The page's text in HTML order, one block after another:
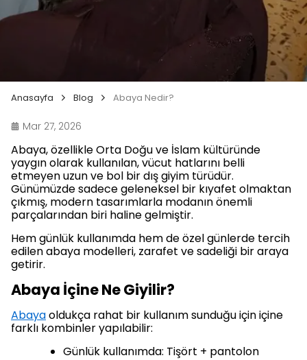
Anasayfa Blog Abaya Nedir?
Mar 27, 2026
Abaya, özellikle Orta Doğu ve İslam kültüründe
yaygın olarak kullanılan, vücut hatlarını belli
etmeyen uzun ve bol bir dış giyim türüdür.
Günümüzde sadece geleneksel bir kıyafet olmaktan
çıkmış, modern tasarımlarla modanın önemli
parçalarından biri haline gelmiştir.
Hem günlük kullanımda hem de özel günlerde tercih
edilen abaya modelleri, zarafet ve sadeliği bir araya
getirir.
Abaya İçine Ne Giyilir?
Abayaoldukça rahat bir kullanım sunduğu için içine
farklı kombinler yapılabilir:
Günlük kullanımda: Tişört + pantolon